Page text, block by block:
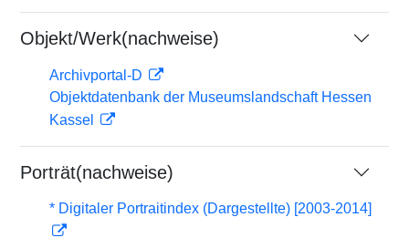
Objekt/Werk(nachweise)
Archivportal-D
Objektdatenbank der Museumslandschaft Hessen
Kassel
Porträt(nachweise)
* Digitaler Portraitindex (Dargestellte) [2003-2014]